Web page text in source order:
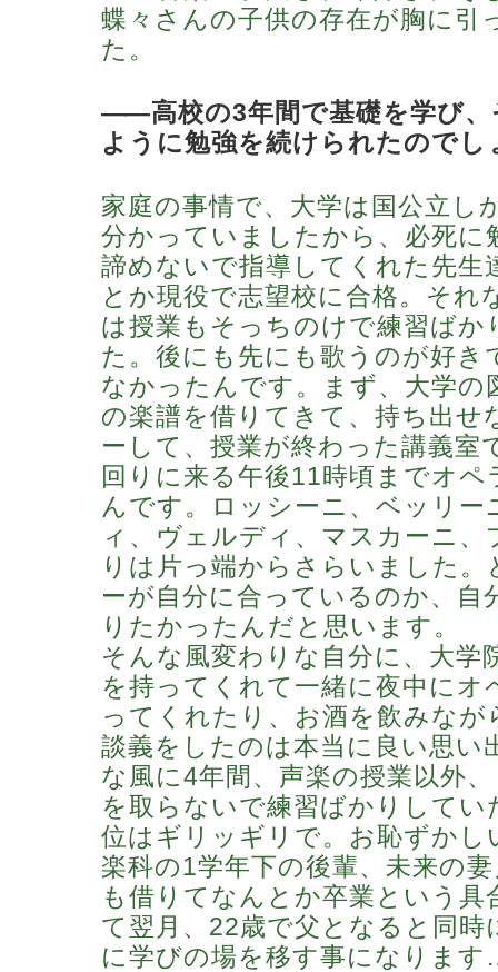
蝶々さんの子供の存在が胸に引
た。
――高校の3年間で基礎を学び
ように勉強を続けられたのでし
家庭の事情で、大学は国公立し
分かっていましたから、必死に
諦めないで指導してくれた先生
とか現役で志望校に合格。それ
は授業もそっちのけで練習ばか
た。後にも先にも歌うのが好き
なかったんです。まず、大学の
の楽譜を借りてきて、持ち出せ
ーして、授業が終わった講義室
回りに来る午後11時頃までオペ
んです。ロッシーニ、ベッリー
ィ、ヴェルディ、マスカーニ、
りは片っ端からさらいました
ーが自分に合っているのか、自
りたかったんだと思います。
そんな風変わりな自分に、大学
を持ってくれて一緒に夜中にオ
ってくれたり、お酒を飲みなが
談義をしたのは本当に良い思い
な風に4年間、声楽の授業以外
を取らないで練習ばかりしてい
位はギリッギリで。お恥ずかし
楽科の1学年下の後輩、未来の
も借りてなんとか卒業という具
て翌月、22歳で父となると同時
に学びの場を移す事になりま